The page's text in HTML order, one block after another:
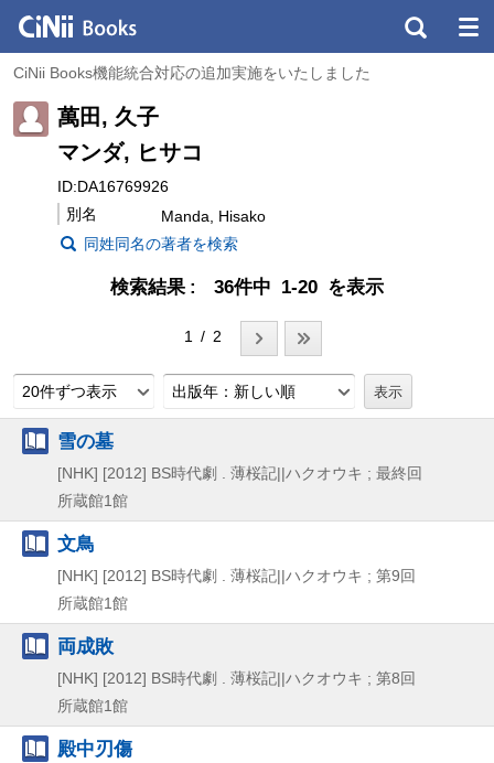
CiNii Books機能統合対応の追加実施をいたしました
萬田, 久子
マンダ, ヒサコ
ID:DA16769926
別名
Manda, Hisako
同姓同名の著者を検索
検索結果 36件中 1-20 を表示
1 / 2
20件ずつ表示 出版年：新しい順
雪の墓
[NHK] [2012] BS時代劇 . 薄桜記||ハクオウキ ; 最終回
所蔵館1館
文鳥
[NHK] [2012] BS時代劇 . 薄桜記||ハクオウキ ; 第9回
所蔵館1館
両成敗
[NHK] [2012] BS時代劇 . 薄桜記||ハクオウキ ; 第8回
所蔵館1館
殿中刃傷